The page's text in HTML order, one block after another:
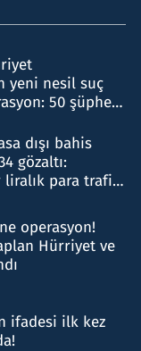
yeni nesil suç
50 şüpheli
dışı bahis
gözaltı:
liralık para trafiği
operasyon!
Hürriyet ve
ifadesi ilk kez